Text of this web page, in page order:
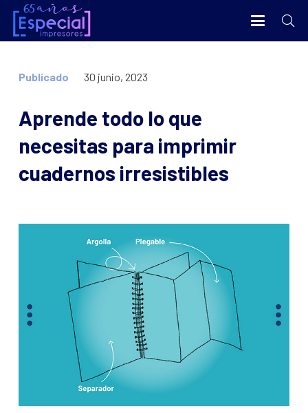
Publicado 30 junio, 2023
Aprende todo lo que
necesitas para imprimir
cuadernos irresistibles